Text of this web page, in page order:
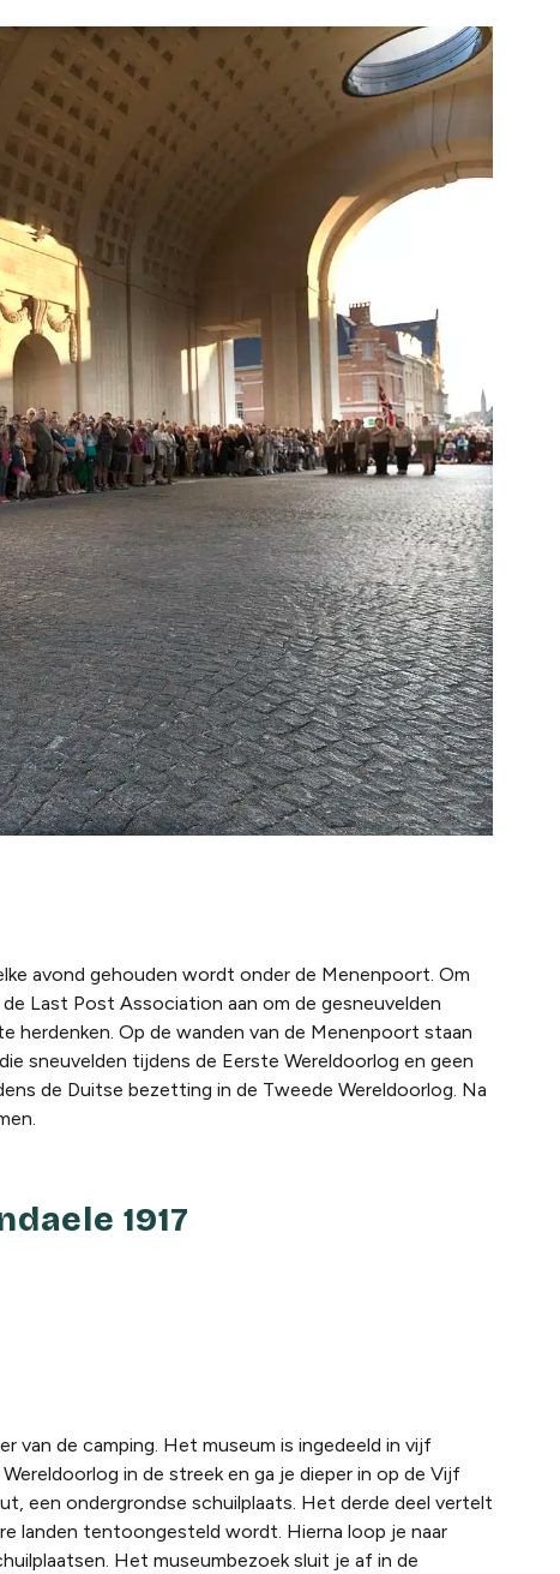
avond gehouden wordt onder de Menenpoort. Om
Last Post Association aan om de gesneuvelden
herdenken. Op de wanden van de Menenpoort staan
sneuvelden tijdens de Eerste Wereldoorlog en geen
de Duitse bezetting in de Tweede Wereldoorlog. Na
1917
van de camping. Het museum is ingedeeld in vijf
in de streek en ga je dieper in op de Vijf
een ondergrondse schuilplaats. Het derde deel vertelt
landen tentoongesteld wordt. Hierna loop je naar
Het museumbezoek sluit je af in de